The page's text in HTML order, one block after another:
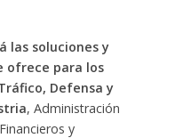
las soluciones y
ofrece para los
Defensa y
, Administración
y